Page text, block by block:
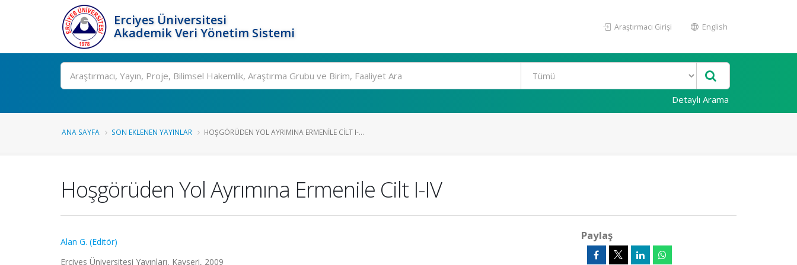
Erciyes Üniversitesi
Akademik Veri Yönetim Sistemi
Araştırmacı Girişi English
Ara
Detaylı Arama
ANA SAYFA SON EKLENEN YAYINLAR HOŞGÖRÜDEN YOL AYRIMINA ERMENILE CILT I-...
Hoşgörüden Yol Ayrımına Ermenile Cilt I-IV
Alan G. (Editör)
Erciyes Üniversitesi Yayınları, Kayseri, 2009
Paylaş